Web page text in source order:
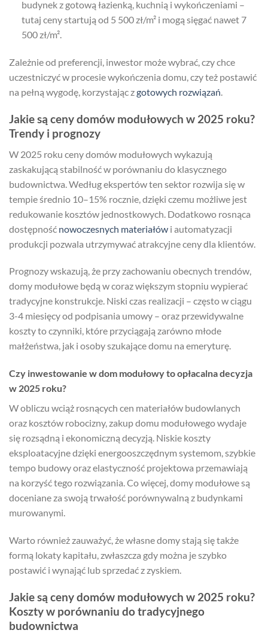
budynek z gotową łazienką, kuchnią i wykończeniami –
tutaj ceny startują od 5 500 zł/m² i mogą sięgać nawet 7
500 zł/m².
Zależnie od preferencji, inwestor może wybrać, czy chce
uczestniczyć w procesie wykończenia domu, czy też postawić
na pełną wygodę, korzystając zgotowych rozwiązań.
Jakie są ceny domów modułowych w 2025 roku?
Trendy i prognozy
W 2025 roku ceny domów modułowych wykazują
zaskakującą stabilność w porównaniu do klasycznego
budownictwa. Według ekspertów ten sektor rozwija się w
tempie średnio 10–15% rocznie, dzięki czemu możliwe jest
redukowanie kosztów jednostkowych. Dodatkowo rosnąca
dostępność nowoczesnych materiałów i automatyzacji
produkcji pozwala utrzymywać atrakcyjne ceny dla klientów.
Prognozy wskazują, że przy zachowaniu obecnych trendów,
domy modułowe będą w coraz większym stopniu wypierać
tradycyjne konstrukcje. Niski czas realizacji – często w ciągu
3-4 miesięcy od podpisania umowy – oraz przewidywalne
koszty to czynniki, które przyciągają zarówno młode
małżeństwa, jak i osoby szukające domu na emeryturę.
Czy inwestowanie w dom modułowy to opłacalna decyzja
w 2025 roku?
W obliczu wciąż rosnących cen materiałów budowlanych
oraz kosztów robocizny, zakup domu modułowego wydaje
się rozsądną i ekonomiczną decyzją. Niskie koszty
eksploatacyjne dzięki energooszczędnym systemom, szybkie
tempo budowy oraz elastyczność projektowa przemawiają
na korzyść tego rozwiązania. Co więcej, domy modułowe są
doceniane za swoją trwałość porównywalną z budynkami
murowanymi.
Warto również zauważyć, że własne domy stają się także
formą lokaty kapitału, zwłaszcza gdy można je szybko
postawić i wynająć lub sprzedać z zyskiem.
Jakie są ceny domów modułowych w 2025 roku?
Koszty w porównaniu do tradycyjnego
budownictwa